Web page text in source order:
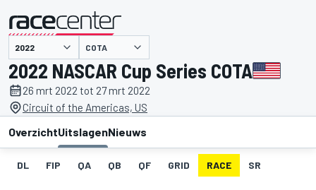
gepresenteerd door COTA
2022 NASCAR Cup Series COTA
26 mrt 2022 tot 27 mrt 2022
Circuit of the Americas, US
OverzichtUitslagenNieuws
DL FIP QA QB QF GRID RACE SR